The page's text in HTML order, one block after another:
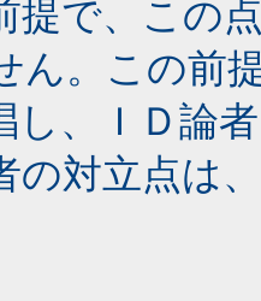
提で、この
ん。この前
し、ＩＤ論
の対立点は